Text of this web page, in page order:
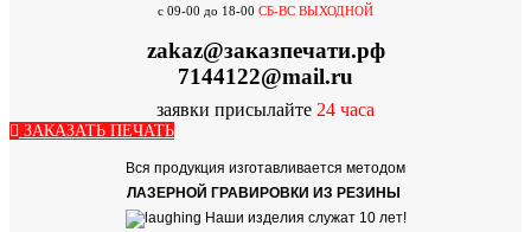
с 09-00 до 18-00 СБ-ВС ВЫХОДНОЙ
zakaz@заказпечати.рф
7144122@mail.ru
заявки присылайте 24 часа
ЗАКАЗАТЬ ПЕЧАТЬ
Вся продукция изготавливается методом
ЛАЗЕРНОЙ ГРАВИРОВКИ ИЗ РЕЗИНЫ
Наши изделия служат 10 лет!